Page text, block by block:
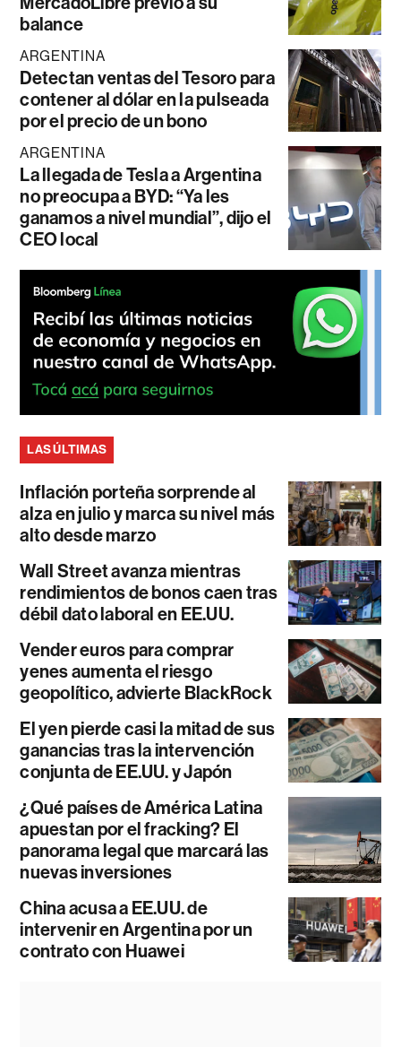
balance
ARGENTINA
Detectan ventas del Tesoro para
contener al dólar en la pulseada
por el precio de un bono
ARGENTINA
La llegada de Tesla a Argentina
no preocupa a BYD: “Ya les
ganamos a nivel mundial”, dijo el
CEO local
LAS ÚLTIMAS
Inflación porteña sorprende al
alza en julio y marca su nivel más
alto desde marzo
Wall Street avanza mientras
rendimientos de bonos caen tras
débil dato laboral en EE.UU.
Vender euros para comprar
yenes aumenta el riesgo
geopolítico, advierte BlackRock
El yen pierde casi la mitad de sus
ganancias tras la intervención
conjunta de EE.UU. y Japón
¿Qué países de América Latina
apuestan por el fracking? El
panorama legal que marcará las
nuevas inversiones
China acusa a EE.UU. de
intervenir en Argentina por un
contrato con Huawei